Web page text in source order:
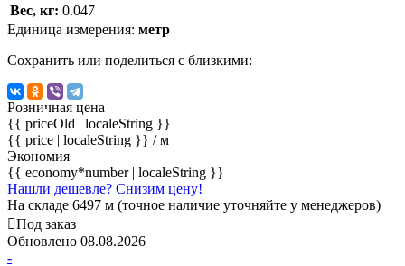
Вес, кг: 0.047
Единица измерения: метр
Сохранить или поделиться с близкими:
Розничная цена
{{ priceOld | localeString }}
{{ price | localeString }} / м
Экономия
{{ economy*number | localeString }}
Нашли дешевле? Снизим цену!
На складе 6497 м (точное наличие уточняйте у менеджеров)
Под заказ
Обновлено 08.08.2026
-